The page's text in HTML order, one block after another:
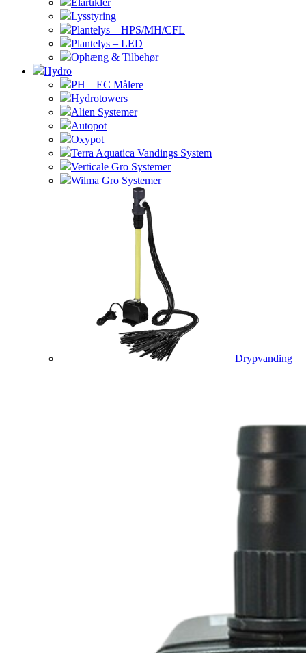
Elartikler
Lysstyring
Plantelys – HPS/MH/CFL
Plantelys – LED
Ophæng & Tilbehør
Hydro
PH – EC Målere
Hydrotowers
Alien Systemer
Autopot
Oxypot
Terra Aquatica Vandings System
Verticale Gro Systemer
Wilma Gro Systemer
Drypvanding